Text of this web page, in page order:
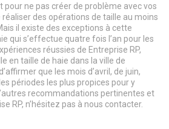
pour ne pas créer de problème avec vos
réaliser des opérations de taille au moins
il existe des exceptions à cette
qui s’effectue quatre fois l’an pour les
réussies de Entreprise RP,
en taille de haie dans la ville de
que les mois d’avril, de juin,
périodes les plus propices pour y
recommandations pertinentes et
RP, n’hésitez pas à nous contacter.